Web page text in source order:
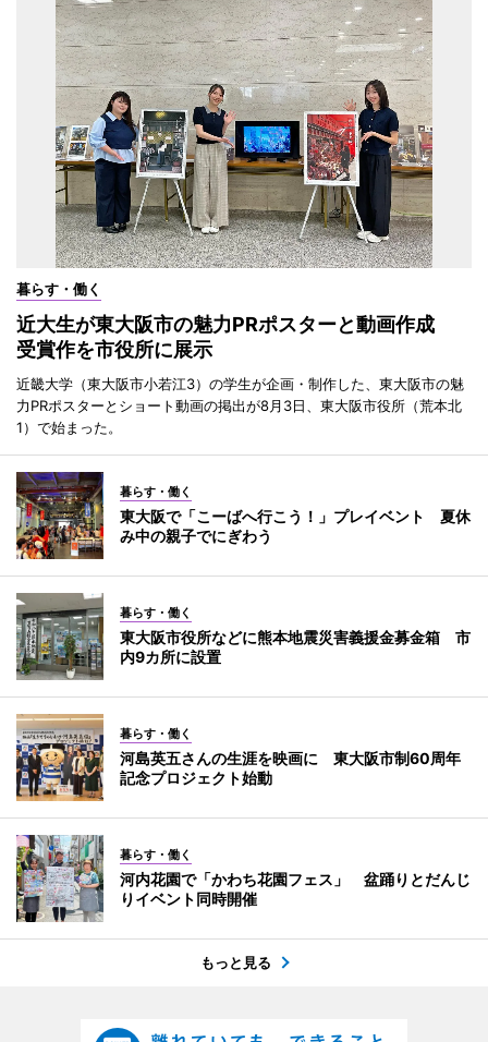
暮らす・働く
近大生が東大阪市の魅力PRポスターと動画作成
受賞作を市役所に展示
近畿大学（東大阪市小若江3）の学生が企画・制作した、東大阪市の魅
力PRポスターとショート動画の掲出が8月3日、東大阪市役所（荒本北
1）で始まった。
暮らす・働く
東大阪で「こーばへ行こう！」プレイベント 夏休
み中の親子でにぎわう
暮らす・働く
東大阪市役所などに熊本地震災害義援金募金箱 市
内9カ所に設置
暮らす・働く
河島英五さんの生涯を映画に 東大阪市制60周年
記念プロジェクト始動
暮らす・働く
河内花園で「かわち花園フェス」 盆踊りとだんじ
りイベント同時開催
もっと見る